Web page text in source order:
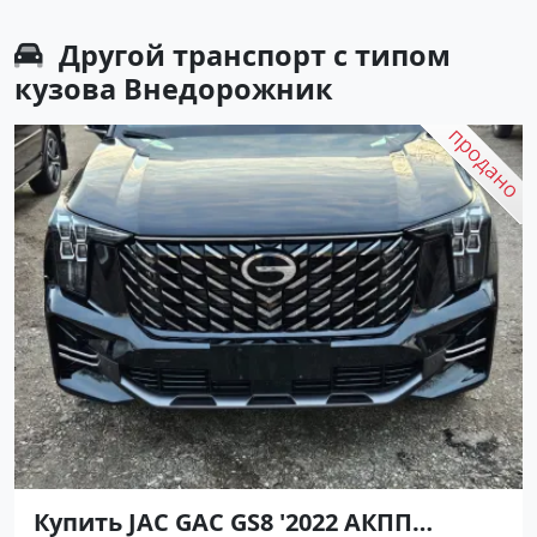
Другой транспорт с типом
кузова Внедорожник
Купить JAC GAC GS8 '2022 АКПП